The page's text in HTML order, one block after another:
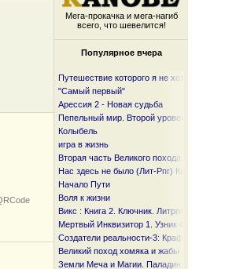
Мега-прокачка и мега-нагиб
всего, что шевелится!
Популярное вчера
Путешествие которого я не хотел
"Самый первый"
Арессия 2 - Новая судьба
Пепельный мир. Второй уровень
Колыбель
игра в жизнь
Вторая часть Великого похода. От
Нас здесь не было (Лит-Рпг) Книга I и I I
Начало Пути
Воля к жизни
Викс : Книга 2. Ключник. Литрпг
Мертвый Инквизитор 1. Узник Фанмира
Создатели реальности-3: Крафтер
Великий поход хомяка и жабы
Земли Меча и Магии. Паладин